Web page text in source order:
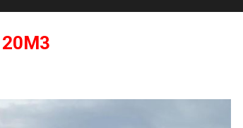
20M3